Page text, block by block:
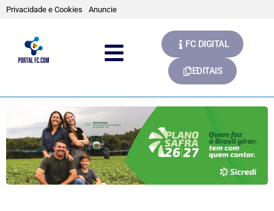
Privacidade e Cookies Anuncie
FC DIGITAL
EDITAIS